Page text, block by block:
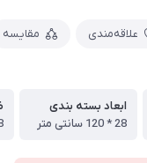
علاقه‌مندی مقایسه
ابعاد بسته بندی
28 * 120 سانتی متر
8